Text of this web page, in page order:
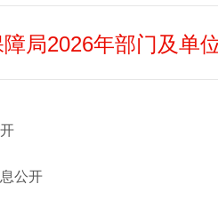
局2026年部门及单
公开